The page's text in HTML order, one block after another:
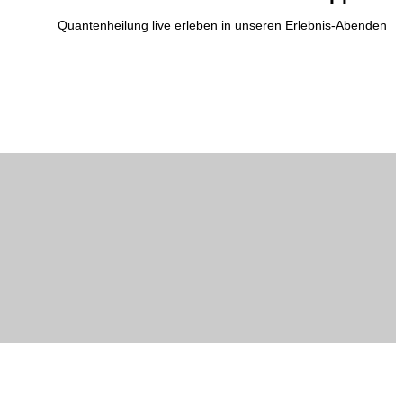
Quantenheilung live erleben in unseren Erlebnis-Abenden